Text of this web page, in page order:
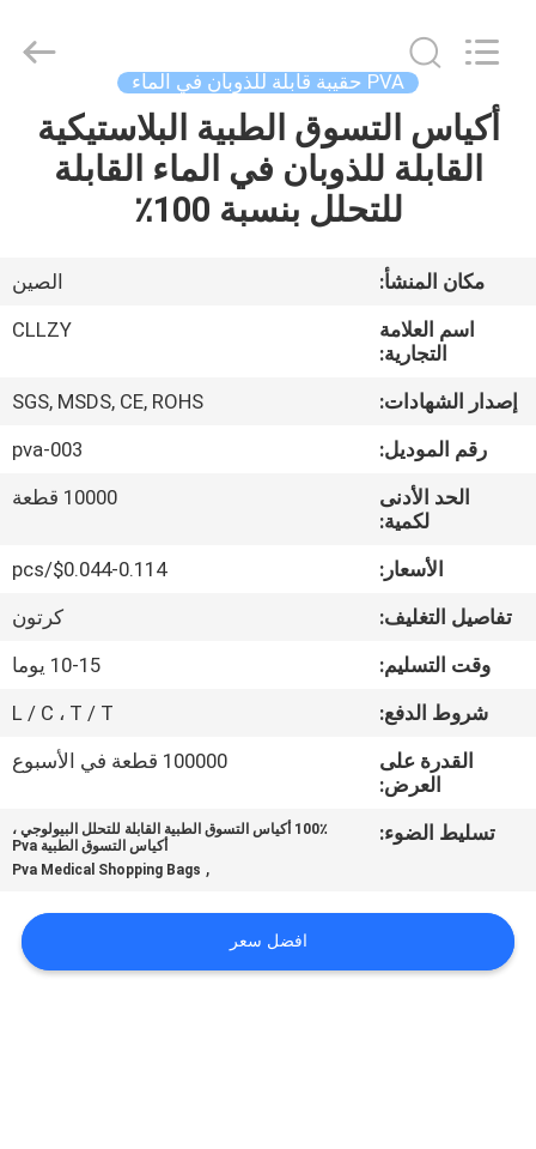
المنزل
حولنا
في
المصنع
مراقبة
الجودة
أخبار
اطلب
اقتباس
خريطة
PRIVACY
POLICY
Macromolecule
Materials
Reserved.
PVA حقيبة قابلة للذوبان في الماء
أكياس التسوق الطبية البلاستيكية
القابلة للذوبان في الماء القابلة
للتحلل بنسبة 100٪
مكان المنشأ:
الصين
اسم العلامة
التجارية:
CLLZY
إصدار الشهادات:
SGS, MSDS, CE, ROHS
رقم الموديل:
pva-003
الحد الأدنى
لكمية:
10000 قطعة
الأسعار:
$0.044-0.114/pcs
تفاصيل التغليف:
كرتون
وقت التسليم:
10-15 يوما
شروط الدفع:
L / C ، T / T
القدرة على
العرض:
100000 قطعة في الأسبوع
تسليط الضوء:
100٪ أكياس التسوق الطبية القابلة للتحلل البيولوجي ،
أكياس التسوق الطبية Pva
,
Pva Medical Shopping Bags
افضل سعر